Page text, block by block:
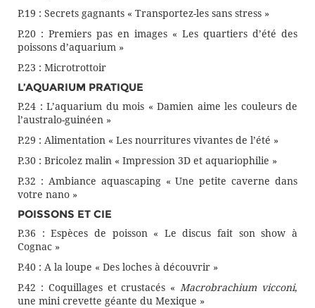
P.19 : Secrets gagnants « Transportez-les sans stress »
P.20 : Premiers pas en images « Les quartiers d’été des
poissons d’aquarium »
P.23 : Microtrottoir
L’AQUARIUM PRATIQUE
P.24 : L’aquarium du mois « Damien aime les couleurs de
l’australo-guinéen »
P.29 : Alimentation « Les nourritures vivantes de l’été »
P.30 : Bricolez malin « Impression 3D et aquariophilie »
P.32 : Ambiance aquascaping « Une petite caverne dans
votre nano »
POISSONS ET CIE
P.36 : Espèces de poisson « Le discus fait son show à
Cognac »
P.40 : A la loupe « Des loches à découvrir »
P.42 : Coquillages et crustacés «Macrobrachium vicconi,
une mini crevette géante du Mexique »